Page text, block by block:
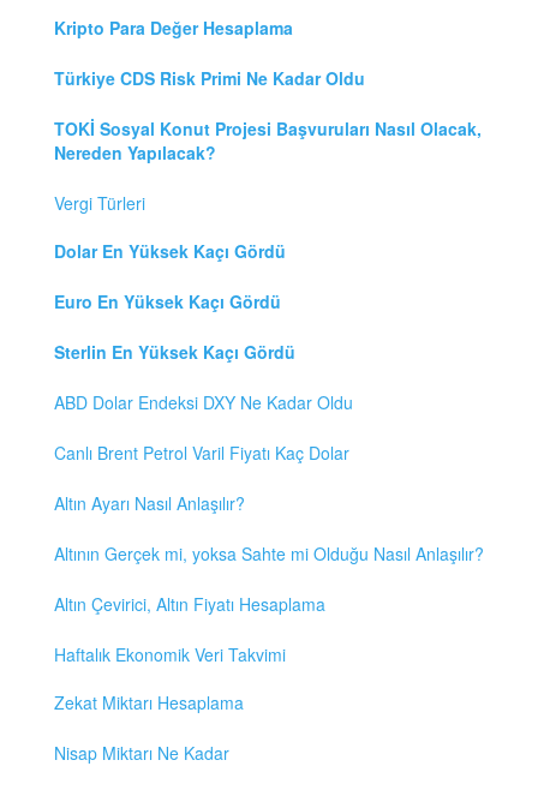
Kripto Para Değer Hesaplama
Türkiye CDS Risk Primi Ne Kadar Oldu
TOKİ Sosyal Konut Projesi Başvuruları Nasıl Olacak,
Nereden Yapılacak?
Vergi Türleri
Dolar En Yüksek Kaçı Gördü
Euro En Yüksek Kaçı Gördü
Sterlin En Yüksek Kaçı Gördü
ABD Dolar Endeksi DXY Ne Kadar Oldu
Canlı Brent Petrol Varil Fiyatı Kaç Dolar
Altın Ayarı Nasıl Anlaşılır?
Altının Gerçek mi, yoksa Sahte mi Olduğu Nasıl Anlaşılır?
Altın Çevirici, Altın Fiyatı Hesaplama
Haftalık Ekonomik Veri Takvimi
Zekat Miktarı Hesaplama
Nisap Miktarı Ne Kadar